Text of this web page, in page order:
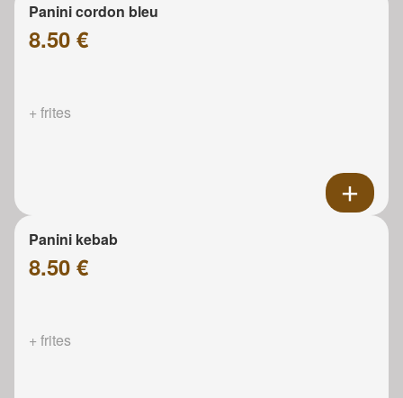
Panini cordon bleu
8.50 €
+ frites
Panini kebab
8.50 €
+ frites